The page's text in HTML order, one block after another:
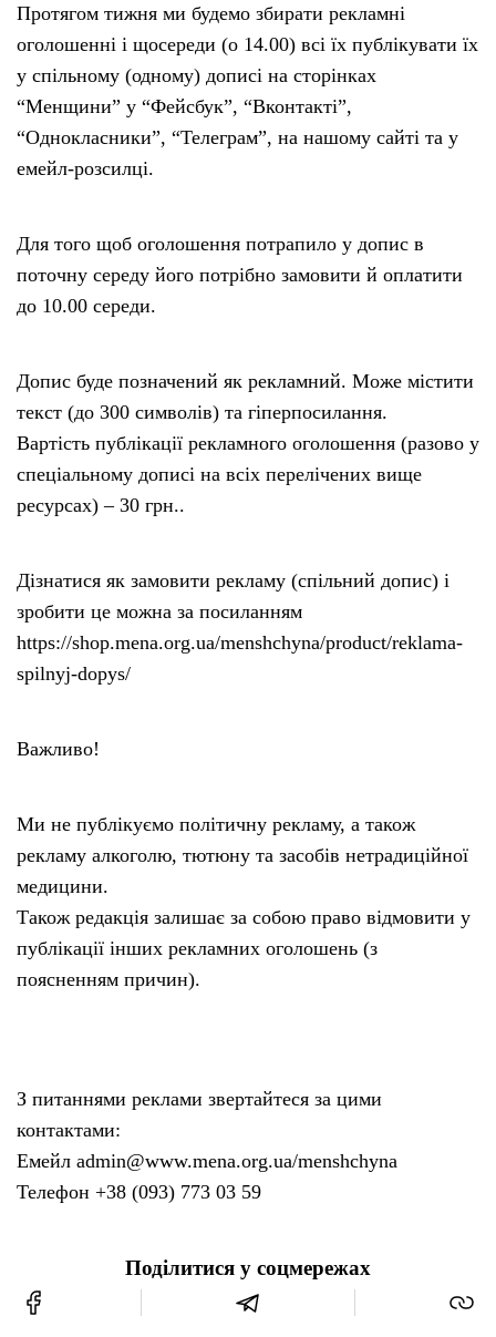
Протягом тижня ми будемо збирати рекламні
оголошенні і щосереди (о 14.00) всі їх публікувати їх
у спільному (одному) дописі на сторінках
“Менщини” у “Фейсбук”, “Вконтакті”,
“Однокласники”, “Телеграм”, на нашому сайті та у
емейл-розсилці.
Для того щоб оголошення потрапило у допис в
поточну середу його потрібно замовити й оплатити
до 10.00 середи.
Допис буде позначений як рекламний. Може містити
текст (до 300 символів) та гіперпосилання.
Вартість публікації рекламного оголошення (разово у
спеціальному дописі на всіх перелічених вище
ресурсах) – 30 грн..
Дізнатися як замовити рекламу (спільний допис) і
зробити це можна за посиланням
https://shop.mena.org.ua/menshchyna/product/reklama-
spilnyj-dopys/
Важливо!
Ми не публікуємо політичну рекламу, а також
рекламу алкоголю, тютюну та засобів нетрадиційної
медицини.
Також редакція залишає за собою право відмовити у
публікації інших рекламних оголошень (з
поясненням причин).
З питаннями реклами звертайтеся за цими
контактами:
Емейл admin@www.mena.org.ua/menshchyna
Телефон +38 (093) 773 03 59
Поділитися у соцмережах